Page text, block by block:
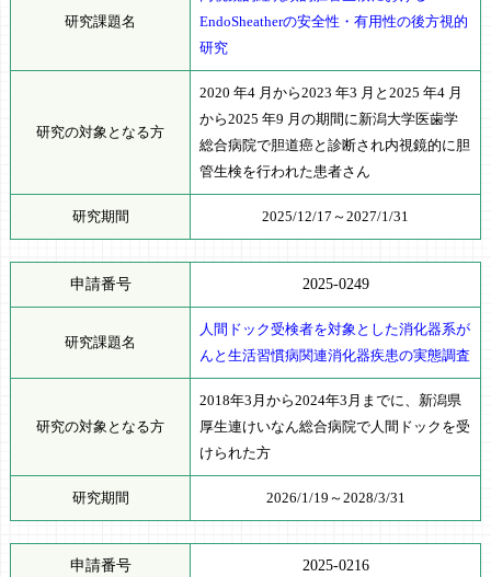
研究課題名
EndoSheatherの安全性・有用性の後方視的
研究
研究の対象となる方
2020 年4 月から2023 年3 月と2025 年4 月
から2025 年9 月の期間に新潟大学医歯学
総合病院で胆道癌と診断され内視鏡的に胆
管生検を行われた患者さん
研究期間 2025/12/17～2027/1/31
申請番号 2025-0249
研究課題名
人間ドック受検者を対象とした消化器系が
んと生活習慣病関連消化器疾患の実態調査
研究の対象となる方
2018年3月から2024年3月までに、新潟県
厚生連けいなん総合病院で人間ドックを受
けられた方
研究期間 2026/1/19～2028/3/31
申請番号 2025-0216